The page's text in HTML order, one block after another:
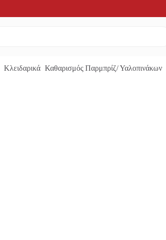
Κλειδαρικά Καθαρισμός Παρμπρίζ/ Υαλοπινάκων